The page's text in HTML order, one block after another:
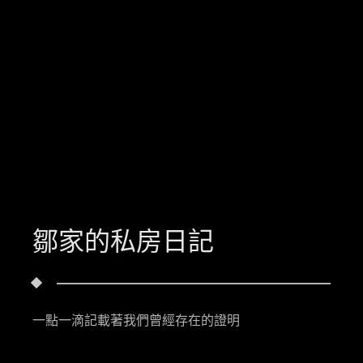
鄒家的私房日記
一點一滴記載著我們曾經存在的證明